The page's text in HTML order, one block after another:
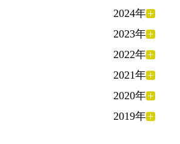
2024年
2023年
2022年
2021年
2020年
2019年